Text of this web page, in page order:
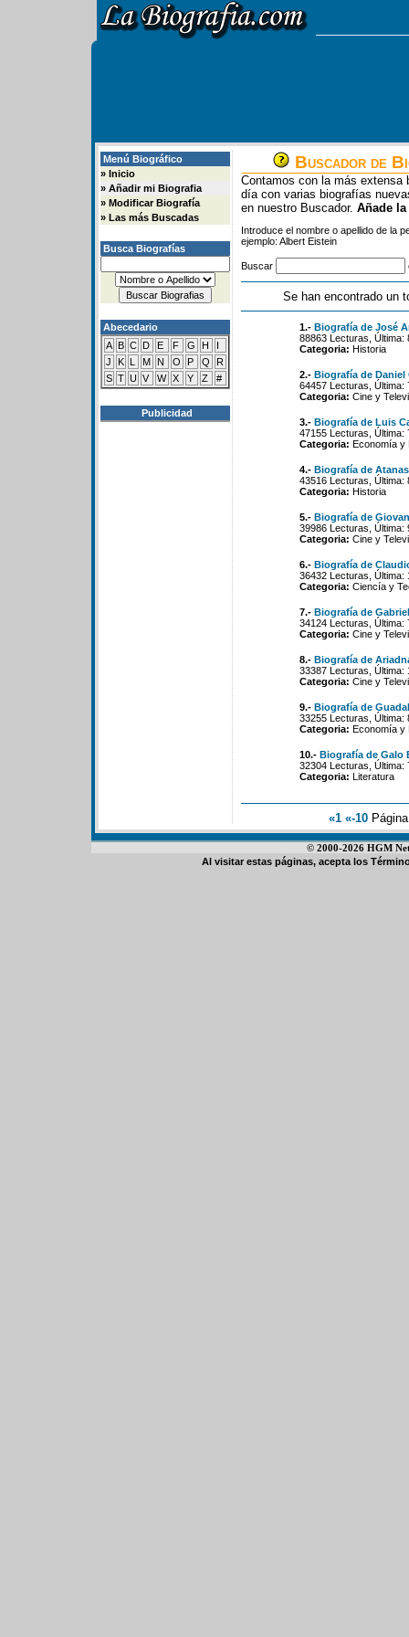
Menú Biográfico
» Inicio
» Añadir mi Biografia
» Modificar Biografía
» Las más Buscadas
Busca Biografías
Abecedario
A B C D E F G H
I
J
K L M N O P Q
R
S T U V W X Y Z #
Publicidad
Buscador de
Contamos con la más extensa
día con varias biografías
en nuestro Buscador. Añade
Introduce el nombre o apellido de la
ejemplo: Albert Eistein
Buscar
Se han encontrado un
1.- Biografía de José
88863 Lecturas, Última:
Categoria: Historia
2.- Biografía de Daniel
64457 Lecturas, Última:
Categoria: Cine y
3.- Biografía de Luis
47155 Lecturas, Última:
Categoria: Economía y
4.- Biografía de
43516 Lecturas, Última:
Categoria: Historia
5.- Biografía de
39986 Lecturas, Última:
Categoria: Cine y
6.- Biografía de
36432 Lecturas, Última:
Categoria: Ciencía y
7.- Biografía de
34124 Lecturas, Última:
Categoria: Cine y
8.- Biografía de
33387 Lecturas, Última:
Categoria: Cine y
9.- Biografía de
33255 Lecturas, Última:
Categoria: Economía y
10.- Biografía de Galo
32304 Lecturas, Última:
Categoria: Literatura
«1 «-10
© 2000-2026 HGM
Al visitar estas páginas, acepta los